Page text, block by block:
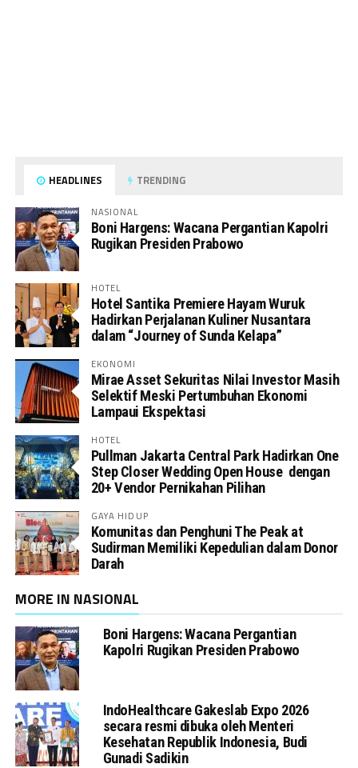
HEADLINES TRENDING
NASIONAL
Boni Hargens: Wacana Pergantian Kapolri
Rugikan Presiden Prabowo
HOTEL
Hotel Santika Premiere Hayam Wuruk
Hadirkan Perjalanan Kuliner Nusantara
dalam “Journey of Sunda Kelapa”
EKONOMI
Mirae Asset Sekuritas Nilai Investor Masih
Selektif Meski Pertumbuhan Ekonomi
Lampaui Ekspektasi
HOTEL
Pullman Jakarta Central Park Hadirkan One
Step Closer Wedding Open House dengan
20+ Vendor Pernikahan Pilihan
GAYA HIDUP
Komunitas dan Penghuni The Peak at
Sudirman Memiliki Kepedulian dalam Donor
Darah
MORE IN NASIONAL
Boni Hargens: Wacana Pergantian
Kapolri Rugikan Presiden Prabowo
IndoHealthcare Gakeslab Expo 2026
secara resmi dibuka oleh Menteri
Kesehatan Republik Indonesia, Budi
Gunadi Sadikin